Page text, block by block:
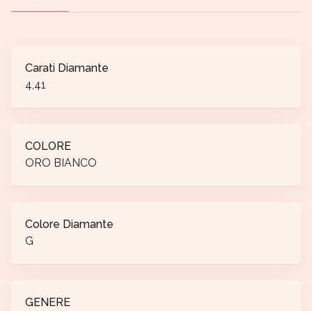
Carati Diamante
4,41
COLORE
ORO BIANCO
Colore Diamante
G
GENERE